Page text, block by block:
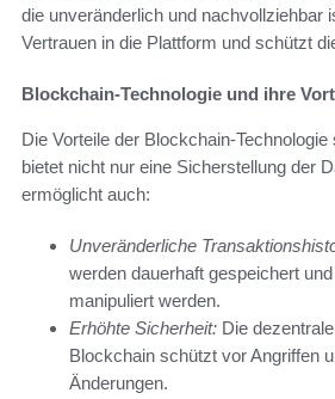
die unveränderlich und nachvollziehbar
Vertrauen in die Plattform und schützt
Blockchain-Technologie und ihre
Die Vorteile der Blockchain-
bietet nicht nur eine Sicherstellung der
ermöglicht auch:
Unveränderliche
werden dauerhaft gespeichert
manipuliert werden.
Erhöhte Sicherheit: Die
Blockchain schützt vor Angriffen
Änderungen.